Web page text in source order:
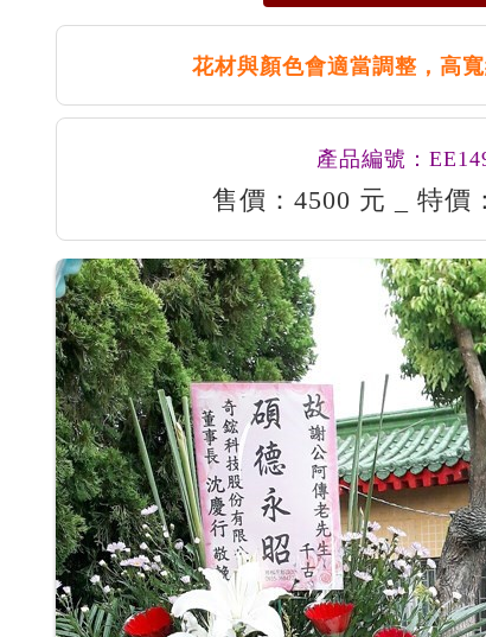
花材與顏色會適當調整，高寬
產品編號：
售價：4500 元 _ 特價